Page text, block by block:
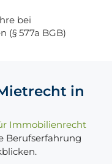
bei
577a BGB)
in
Immobilienrecht
Berufserfahrung